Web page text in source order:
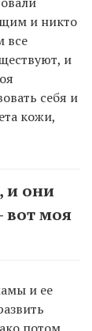
и никто
все
и
себя и
кожи,
и они
вот моя
и ее